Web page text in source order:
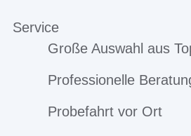
Service
Große Auswahl aus
Professionelle
Probefahrt vor Ort